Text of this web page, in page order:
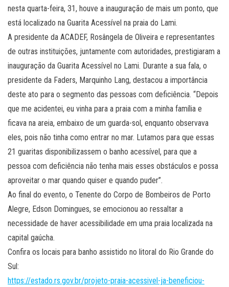
nesta quarta-feira, 31, houve a inauguração de mais um ponto, que
está localizado na Guarita Acessível na praia do Lami.
A presidente da ACADEF, Rosângela de Oliveira e representantes
de outras instituições, juntamente com autoridades, prestigiaram a
inauguração da Guarita Acessível no Lami. Durante a sua fala, o
presidente da Faders, Marquinho Lang, destacou a importância
deste ato para o segmento das pessoas com deficiência. “Depois
que me acidentei, eu vinha para a praia com a minha família e
ficava na areia, embaixo de um guarda-sol, enquanto observava
eles, pois não tinha como entrar no mar. Lutamos para que essas
21 guaritas disponibilizassem o banho acessível, para que a
pessoa com deficiência não tenha mais esses obstáculos e possa
aproveitar o mar quando quiser e quando puder”.
Ao final do evento, o Tenente do Corpo de Bombeiros de Porto
Alegre, Edson Domingues, se emocionou ao ressaltar a
necessidade de haver acessibilidade em uma praia localizada na
capital gaúcha.
Confira os locais para banho assistido no litoral do Rio Grande do
Sul:
https://estado.rs.gov.br/projeto-praia-acessivel-ja-beneficiou-